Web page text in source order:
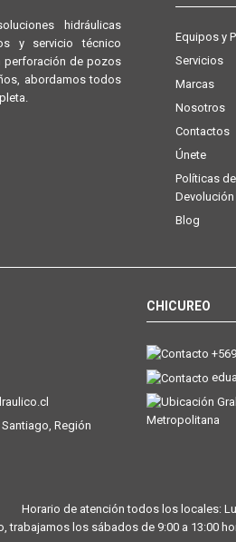
hidráulicas
y servicio técnico
perforación de pozos
abordamos todos
Equipos y
Servicios
Marcas
Nosotros
Contactos
Únete
Políticas
Devolución
Blog
Región
CHICUREO
Metropolitana
Horario de atención todos los locales:
trabajamos los sábados de 9:00 a 13:00